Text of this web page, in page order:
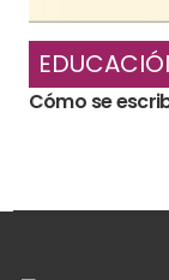
Cómo se